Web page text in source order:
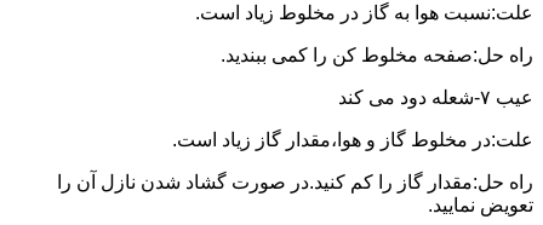
علت:نسبت هوا به گاز در مخلوط زیاد است.
راه حل:صفحه مخلوط کن را کمی ببندید.
عیب ۷-شعله دود می کند
علت:در مخلوط گاز و هوا،مقدار گاز زیاد است.
راه حل:مقدار گاز را کم کنید.در صورت گشاد شدن نازل آن را
تعویض نمایید.